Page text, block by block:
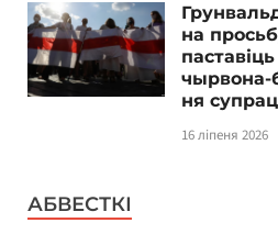
на
чырвона-
ня
16 ліпеня 2026
АБВЕСТКІ